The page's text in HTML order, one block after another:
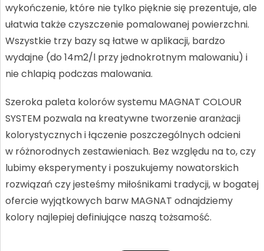
wykończenie, które nie tylko pięknie się prezentuje, ale
ułatwia także czyszczenie pomalowanej powierzchni.
Wszystkie trzy bazy są łatwe w aplikacji, bardzo
wydajne (do 14m2/l przy jednokrotnym malowaniu) i
nie chlapią podczas malowania.
Szeroka paleta kolorów systemu MAGNAT COLOUR
SYSTEM pozwala na kreatywne tworzenie aranżacji
kolorystycznych i łączenie poszczególnych odcieni
w różnorodnych zestawieniach. Bez względu na to, czy
lubimy eksperymenty i poszukujemy nowatorskich
rozwiązań czy jesteśmy miłośnikami tradycji, w bogatej
ofercie wyjątkowych barw MAGNAT odnajdziemy
kolory najlepiej definiujące naszą tożsamość.